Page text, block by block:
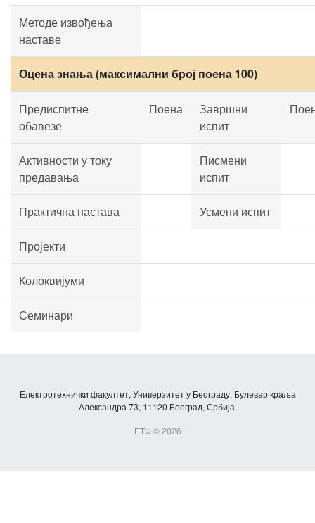
Методе извођења
наставе
Оцена знања (максимални број поена 100)
Предиспитне
обавезе
Поена
Завршни
испит
Активности у току
предавања
Писмени
испит
Практична настава Усмени испит
Пројекти
Колоквијуми
Семинари
Електротехнички факултет, Универзитет у Београду, Булевар краља
Александра 73, 11120 Београд, Србија.
ЕТФ © 2026